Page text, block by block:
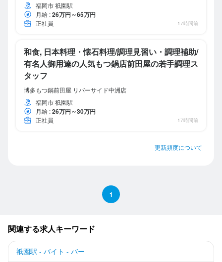
福岡市 祇園駅
月給 :26万円～65万円
正社員 17時間前
和食, 日本料理・懐石料理/調理見習い・調理補助/
有名人御用達の人気もつ鍋店前田屋の若手調理ス
タッフ
博多もつ鍋前田屋 リバーサイド中洲店
福岡市 祇園駅
月給 :26万円～30万円
正社員 17時間前
更新頻度について
1
関連する求人キーワード
祇園駅 - バイト - バー